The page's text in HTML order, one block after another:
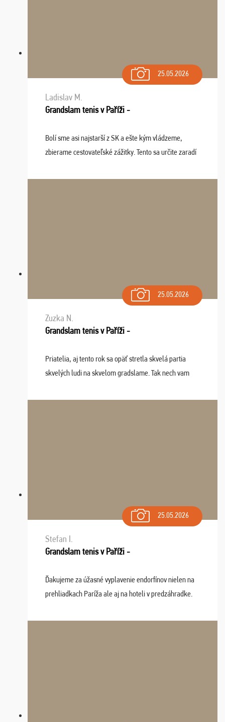
25.05.2026
Ladislav M.
Grandslam tenis v Paříži -
Bolí sme asi najstarší z SK a ešte kým vládzeme,
zbierame cestovateľské zážitky. Tento sa určite zaradí
osudu - pohodový šefík Meďo, dobrá parti ...
25.05.2026
Zuzka N.
Grandslam tenis v Paříži -
Priatelia, aj tento rok sa opäť stretla skvelá partia
skvelých ludi na skvelom gradslame. Tak nech vam
sa na budúci rok. Prajem vam este veľa ta ...
25.05.2026
Stefan I.
Grandslam tenis v Paříži -
Ďakujeme za úžasné vyplavenie endorfínov nielen na
prehliadkach Paríža ale aj na hoteli v predzáhradke.
spomínať a zväžujeme repete budúci rok : ...